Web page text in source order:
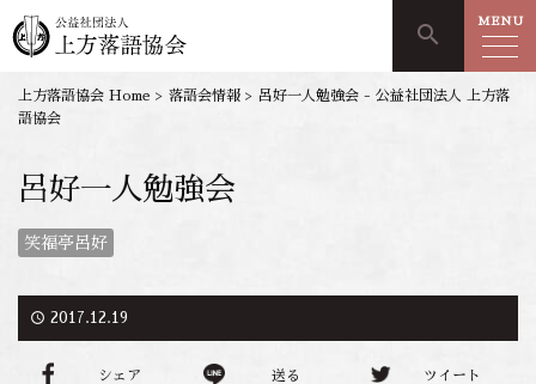
search MENU
上方落語協会 Home > 落語会情報 > 呂好一人勉強会 - 公益社団法人 上方落
語協会
呂好一人勉強会
笑福亭呂好
access_time 2017.12.19
シェア 送る ツイート